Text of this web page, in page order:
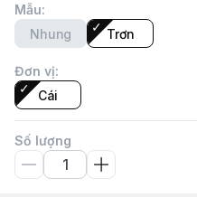
Mẫu:
Nhung
Trơn
Đơn vị:
Cái
Số lượng